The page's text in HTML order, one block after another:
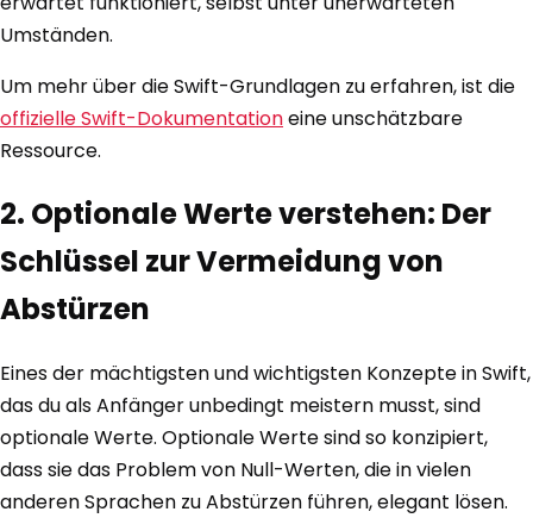
Umständen.
Um mehr über die Swift-Grundlagen zu erfahren, ist die
offizielle Swift-Dokumentationeine unschätzbare
Ressource.
2. Optionale Werte verstehen: Der
Schlüssel zur Vermeidung von
Abstürzen
Eines der mächtigsten und wichtigsten Konzepte in Swift,
das du als Anfänger unbedingt meistern musst, sind
optionale Werte. Optionale Werte sind so konzipiert,
dass sie das Problem von Null-Werten, die in vielen
anderen Sprachen zu Abstürzen führen, elegant lösen.